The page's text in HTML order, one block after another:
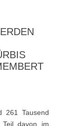
261 Tausend
Teil davon im